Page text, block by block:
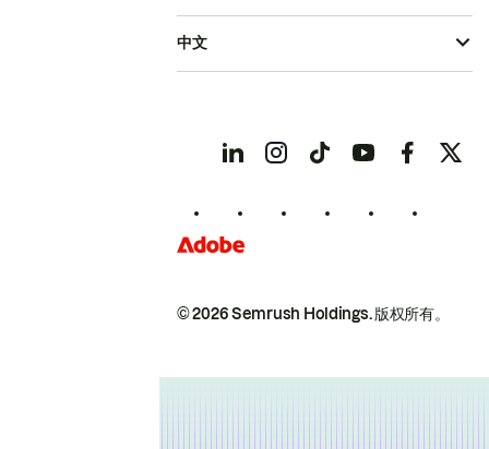
© 2026 Semrush Holdings.版权所有。
中文